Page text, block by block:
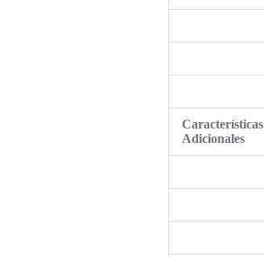
Características
Adicionales